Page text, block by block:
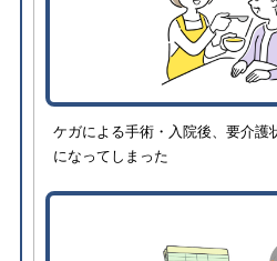
ケガによる手術・入院後、要介護
になってしまった